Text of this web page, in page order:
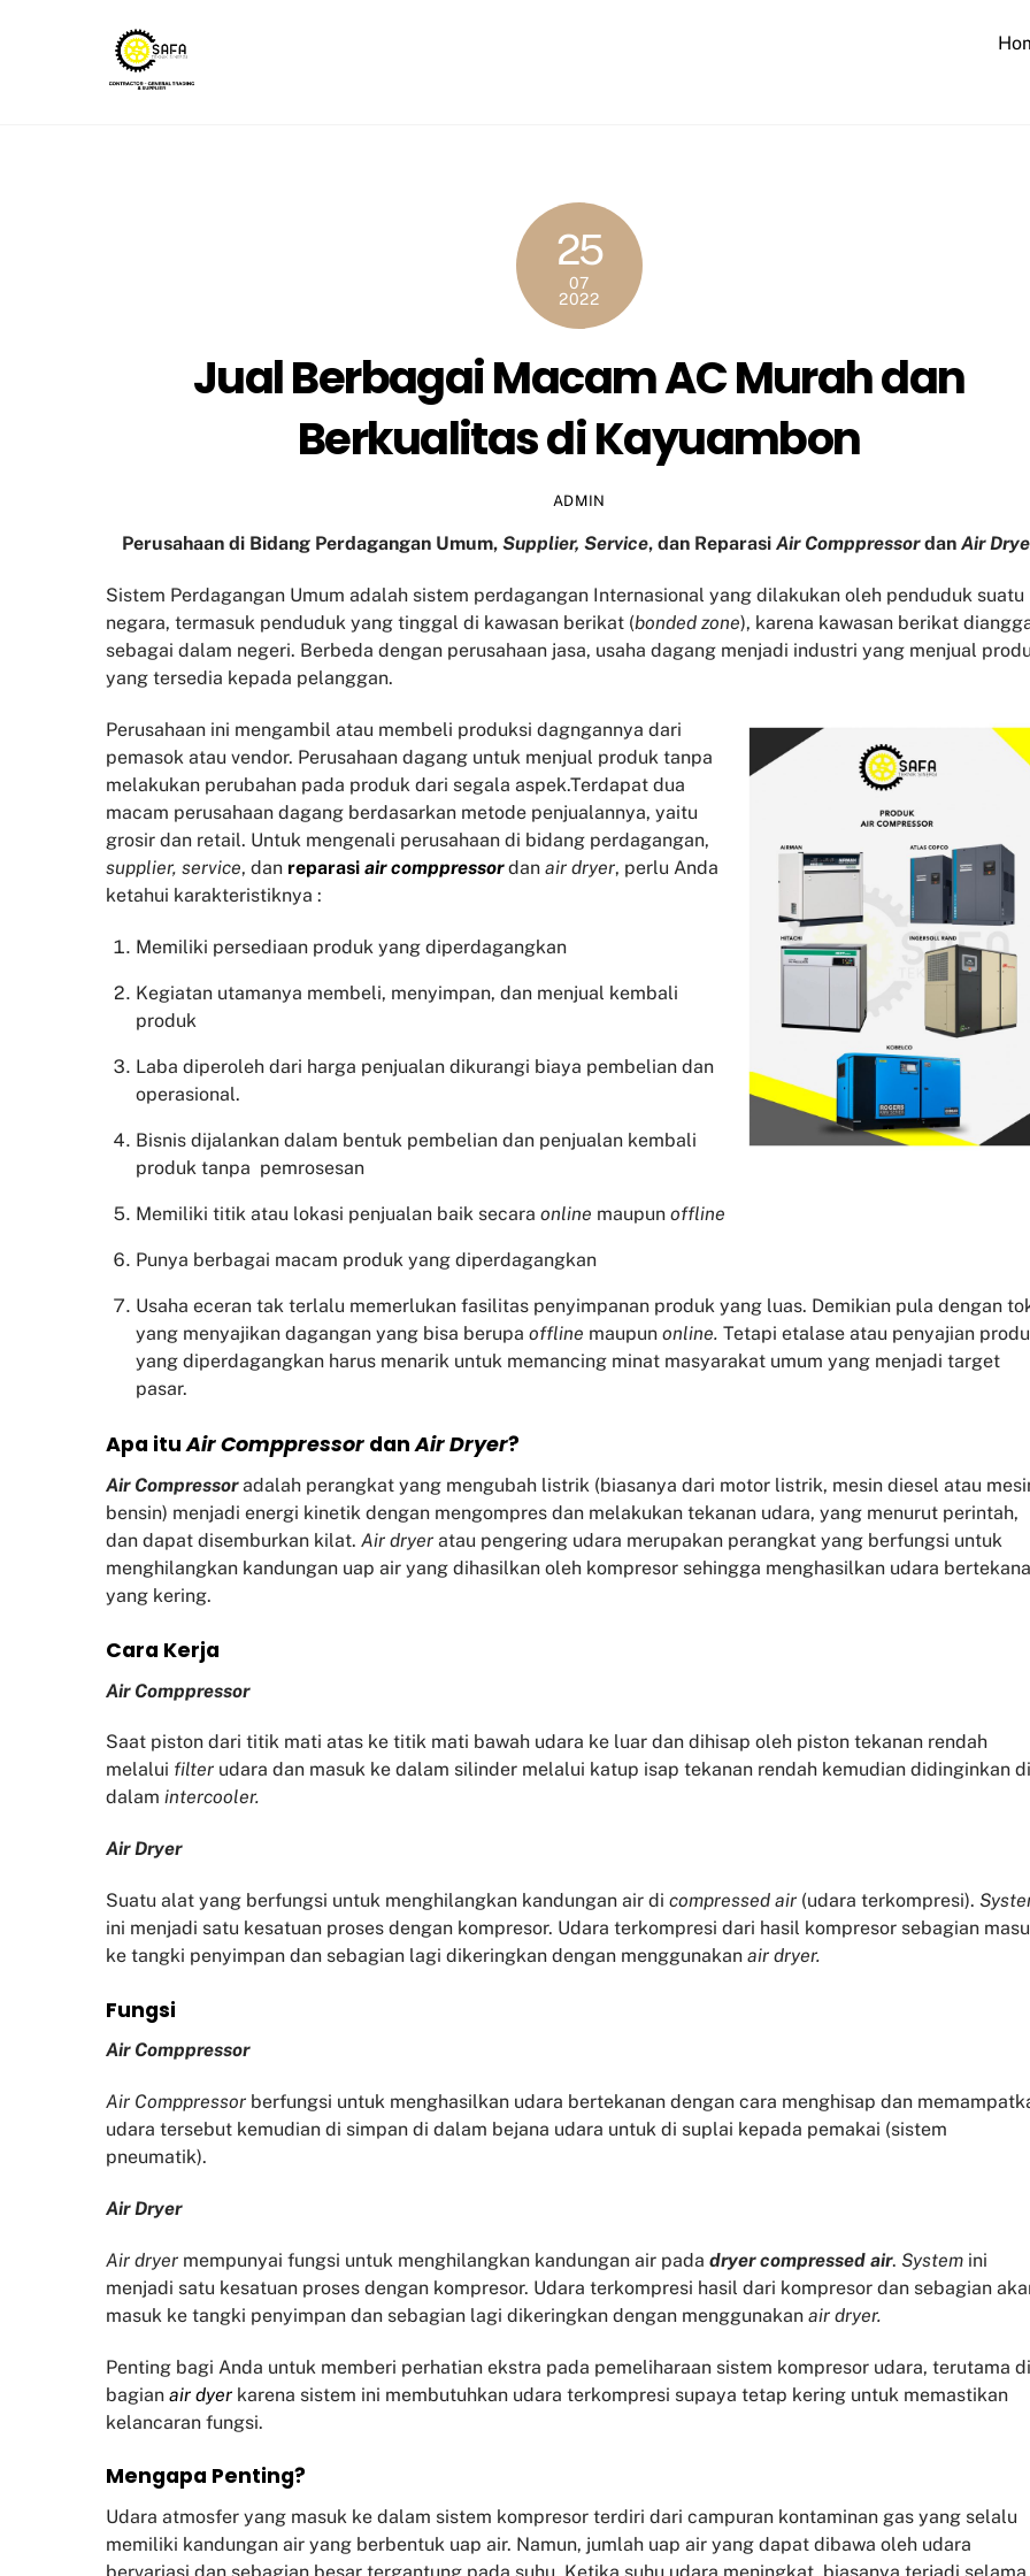
25
07
2022
Jual Berbagai Macam AC Murah dan
Berkualitas di Kayuambon
ADMIN
Perusahaan di Bidang Perdagangan Umum, Supplier, Service, dan Reparasi Air Comppressordan Air
Sistem Perdagangan Umum adalah sistem perdagangan Internasional yang dilakukan oleh penduduk suatu
negara, termasuk penduduk yang tinggal di kawasan berikat (bonded zone), karena kawasan berikat
sebagai dalam negeri. Berbeda dengan perusahaan jasa, usaha dagang menjadi industri yang menjual
yang tersedia kepada pelanggan.
Perusahaan ini mengambil atau membeli produksi dagngannya dari
pemasok atau vendor. Perusahaan dagang untuk menjual produk tanpa
melakukan perubahan pada produk dari segala aspek.Terdapat dua
macam perusahaan dagang berdasarkan metode penjualannya, yaitu
grosir dan retail. Untuk mengenali perusahaan di bidang perdagangan,
supplier, service, dan reparasi air comppressordan air dryer, perlu Anda
ketahui karakteristiknya :
Memiliki persediaan produk yang diperdagangkan
Kegiatan utamanya membeli, menyimpan, dan menjual kembali
produk
Laba diperoleh dari harga penjualan dikurangi biaya pembelian dan
operasional.
Bisnis dijalankan dalam bentuk pembelian dan penjualan kembali
produk tanpa pemrosesan
Memiliki titik atau lokasi penjualan baik secara online maupun offline
Punya berbagai macam produk yang diperdagangkan
Usaha eceran tak terlalu memerlukan fasilitas penyimpanan produk yang luas. Demikian pula dengan
yang menyajikan dagangan yang bisa berupa offline maupun online. Tetapi etalase atau penyajian
yang diperdagangkan harus menarik untuk memancing minat masyarakat umum yang menjadi target
pasar.
Apa ituAir Comppressor danAir Dryer?
Air Compressoradalah perangkat yang mengubah listrik (biasanya dari motor listrik, mesin diesel atau
bensin) menjadi energi kinetik dengan mengompres dan melakukan tekanan udara, yang menurut perintah,
dan dapat disemburkan kilat. Air dryer atau pengering udara merupakan perangkat yang berfungsi untuk
menghilangkan kandungan uap air yang dihasilkan oleh kompresor sehingga menghasilkan udara
yang kering.
Cara Kerja
Air Comppressor
Saat piston dari titik mati atas ke titik mati bawah udara ke luar dan dihisap oleh piston tekanan rendah
melalui filter udara dan masuk ke dalam silinder melalui katup isap tekanan rendah kemudian didinginkan di
dalam intercooler.
Air Dryer
Suatu alat yang berfungsi untuk menghilangkan kandungan air di compressed air (udara terkompresi).
ini menjadi satu kesatuan proses dengan kompresor. Udara terkompresi dari hasil kompresor sebagian
ke tangki penyimpan dan sebagian lagi dikeringkan dengan menggunakan air dryer.
Fungsi
Air Comppressor
Air Comppressor berfungsi untuk menghasilkan udara bertekanan dengan cara menghisap dan
udara tersebut kemudian di simpan di dalam bejana udara untuk di suplai kepada pemakai (sistem
pneumatik).
Air Dryer
Air dryer mempunyai fungsi untuk menghilangkan kandungan air pada dryer compressed air. System ini
menjadi satu kesatuan proses dengan kompresor. Udara terkompresi hasil dari kompresor dan sebagian
masuk ke tangki penyimpan dan sebagian lagi dikeringkan dengan menggunakan air dryer.
Penting bagi Anda untuk memberi perhatian ekstra pada pemeliharaan sistem kompresor udara, terutama di
bagian air dyer karena sistem ini membutuhkan udara terkompresi supaya tetap kering untuk memastikan
kelancaran fungsi.
Mengapa Penting?
Udara atmosfer yang masuk ke dalam sistem kompresor terdiri dari campuran kontaminan gas yang selalu
memiliki kandungan air yang berbentuk uap air. Namun, jumlah uap air yang dapat dibawa oleh udara